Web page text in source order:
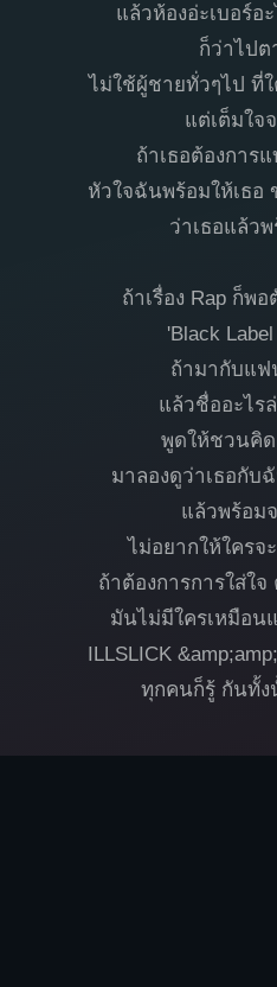
แล้วห้องอ่ะเบอร์อ
ก็ว่าไปต
ไม่ใช้ผู้ชายทั่วๆไป ที่
แต่เต็มใจ
ถ้าเธอต้องการ
หัวใจฉันพร้อมให้เธอ
ว่าเธอแล้วพ
ถ้าเรื่อง Rap ก็พอ
'Black
ถ้ามากับแ
แล้วชื่ออะไร
พูดให้ชวนคิ
มาลองดูว่าเธอกับ
แล้วพร้อม
ไม่อยากให้ใครจ
ถ้าต้องการการใส่ใ
มันไม่มีใครเหมือน
ILLSLICK
ทุกคนก็รู้ กันทั้ง